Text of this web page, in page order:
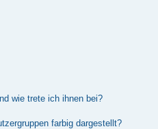
wie trete ich ihnen bei?
farbig dargestellt?